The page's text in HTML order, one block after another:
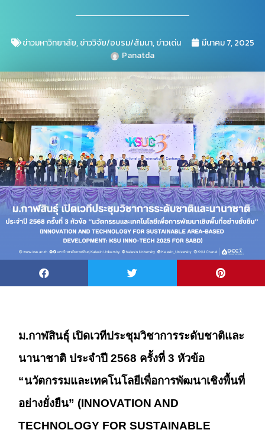
ข่าวมหาวิทยาลัย,ข่าววิจัย/อบรม/สัมนา,ข่าวเด่น
มีนาคม 7, 2025
Panatda
ม.กาฬสินธุ์ เปิดเวทีประชุมวิชาการระดับชาติและ
นานาชาติ ประจำปี 2568 ครั้งที่ 3 หัวข้อ
“นวัตกรรมและเทคโนโลยีเพื่อการพัฒนาเชิงพื้นที่
อย่างยั่งยืน” (INNOVATION AND
TECHNOLOGY FOR SUSTAINABLE